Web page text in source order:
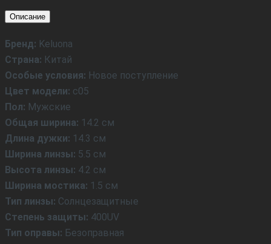
Описание
Бренд: Keluona
Страна: Китай
Особые условия: Новое поступление
Цвет модели: c05
Пол: Мужские
Общая ширина: 14.2 см
Длина дужки: 14.3 см
Ширина линзы: 5.5 см
Высота линзы: 4.2 см
Ширина мостика: 1.5 см
Тип линзы: Солнцезащитные
Степень защиты: 400UV
Тип оправы: Безоправная